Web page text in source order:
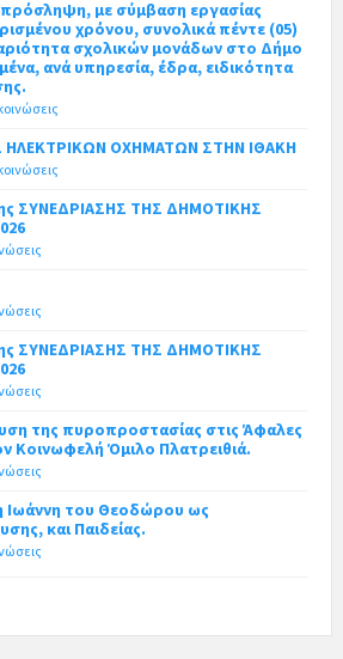
πρόσληψη, με σύμβαση εργασίας
χρόνου, συνολικά πέντε (05)
σχολικών μονάδων στο Δήμο
ανά υπηρεσία, έδρα, ειδικότητα
ΟΧΗΜΑΤΩΝ ΣΤΗΝ ΙΘΑΚΗ
ΣΥΝΕΔΡΙΑΣΗΣ ΤΗΣ ΔΗΜΟΤΙΚΗΣ
ΣΥΝΕΔΡΙΑΣΗΣ ΤΗΣ ΔΗΜΟΤΙΚΗΣ
της πυροπροστασίας στις Άφαλες
Κοινωφελή Όμιλο Πλατρειθιά.
Ιωάννη του Θεοδώρου ως
και Παιδείας.